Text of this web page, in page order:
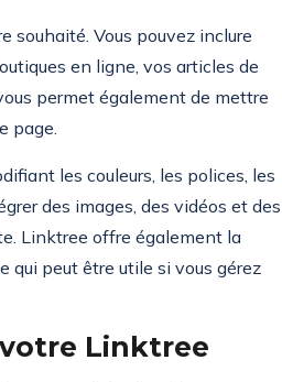
souhaité. Vous pouvez inclure
en ligne, vos articles de
permet également de mettre
page.
les couleurs, les polices, les
des images, des vidéos et des
Linktree offre également la
qui peut être utile si vous gérez
Linktree